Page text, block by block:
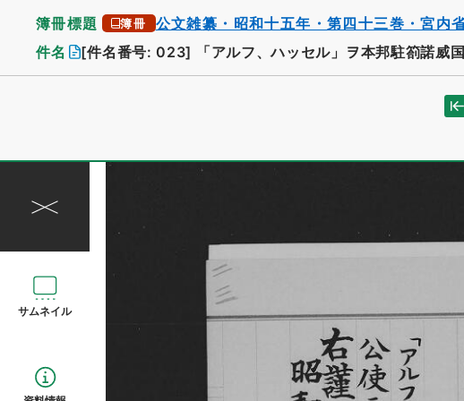
簿冊標題 簿冊 公文雑纂・昭和十五年・第四十三巻・宮内
件名 [件名番号: 023] 「アルフ、ハッセル」ヲ本邦駐箚諾威
サムネイル